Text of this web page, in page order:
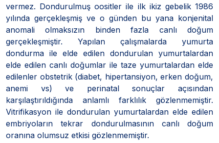
vermez. Dondurulmuş oositler ile ilk ikiz gebelik 1986
yılında gerçekleşmiş ve o günden bu yana konjenital
anomali olmaksızın binden fazla canlı doğum
gerçekleşmiştir. Yapılan çalışmalarda yumurta
dondurma ile elde edilen dondurulan yumurtalardan
elde edilen canlı doğumlar ile taze yumurtalardan elde
edilenler obstetrik (diabet, hipertansiyon, erken doğum,
anemi vs) ve perinatal sonuçlar açısından
karşılaştırıldığında anlamlı farklılık gözlenmemiştir.
Vitrifikasyon ile dondurulan yumurtalardan elde edilen
embriyoların tekrar dondurulmasının canlı doğum
oranına olumsuz etkisi gözlenmemiştir.